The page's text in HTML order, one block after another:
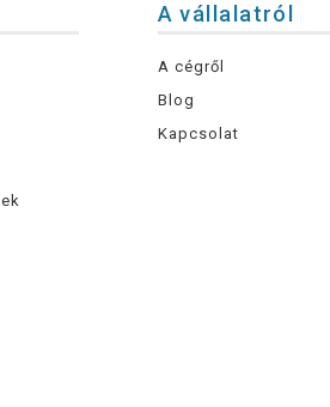
A vállalatról
A cégről
Blog
Kapcsolat